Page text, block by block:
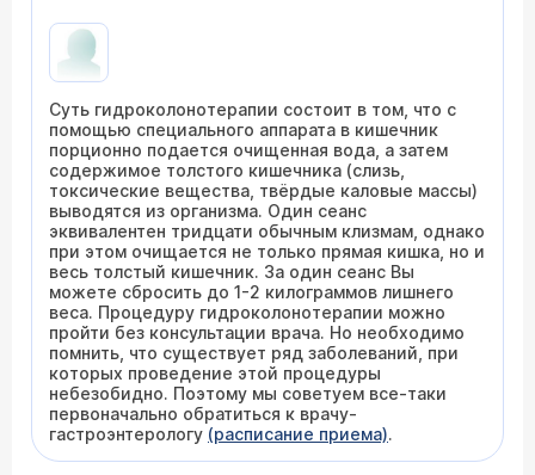
Суть гидроколонотерапии состоит в том, что с
помощью специального аппарата в кишечник
порционно подается очищенная вода, а затем
содержимое толстого кишечника (слизь,
токсические вещества, твёрдые каловые массы)
выводятся из организма. Один сеанс
эквивалентен тридцати обычным клизмам, однако
при этом очищается не только прямая кишка, но и
весь толстый кишечник. За один сеанс Вы
можете сбросить до 1-2 килограммов лишнего
веса. Процедуру гидроколонотерапии можно
пройти без консультации врача. Но необходимо
помнить, что существует ряд заболеваний, при
которых проведение этой процедуры
небезобидно. Поэтому мы советуем все-таки
первоначально обратиться к врачу-
гастроэнтерологу (расписание приема).